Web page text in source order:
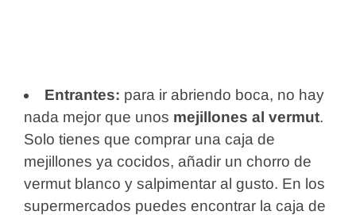
Entrantes: para ir abriendo boca, no hay
nada mejor que unos mejillones al vermut.
Solo tienes que comprar una caja de
mejillones ya cocidos, añadir un chorro de
vermut blanco y salpimentar al gusto. En los
supermercados puedes encontrar la caja de